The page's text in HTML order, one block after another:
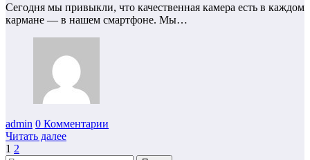
Сегодня мы привыкли, что качественная камера есть в каждом
кармане — в нашем смартфоне. Мы…
admin 0 Комментарии
Читать далее
Пагинация
1 2